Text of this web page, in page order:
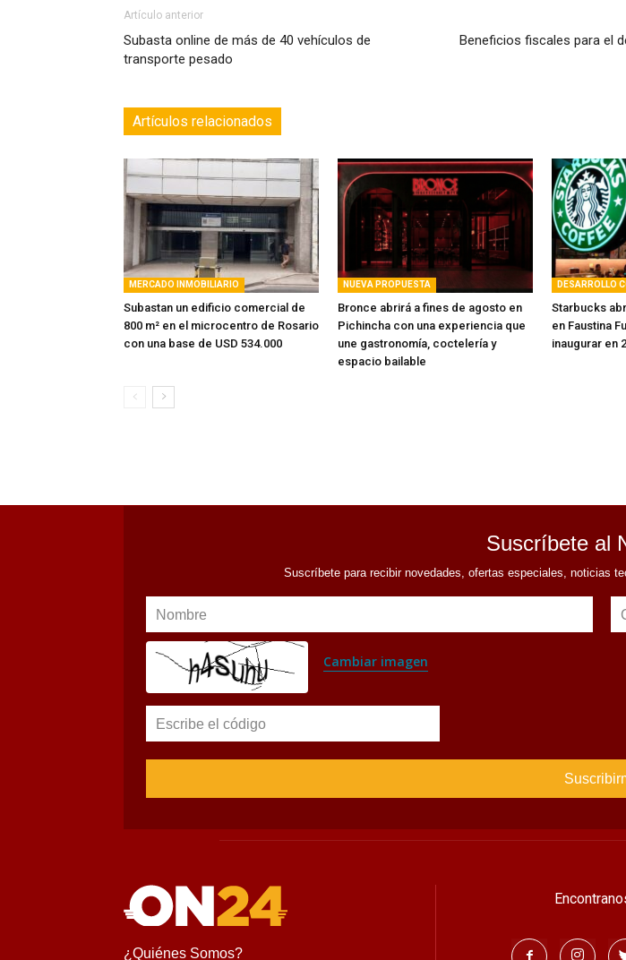
Artículo anterior
Subasta online de más de 40 vehículos de
transporte pesado
Beneficios fiscales para el
Artículos relacionados
MERCADO INMOBILIARIO
Subastan un edificio comercial de
800 m² en el microcentro de Rosario
con una base de USD 534.000
NUEVA PROPUESTA
Bronce abrirá a fines de agosto en
Pichincha con una experiencia que
une gastronomía, coctelería y
espacio bailable
DESARROLLO
Starbucks
en Faustina
Suscríbete al
Suscríbete para recibir novedades, ofertas especiales, noticias
Nombre
Cambiar imagen
Escribe el código
¿Quiénes Somos?